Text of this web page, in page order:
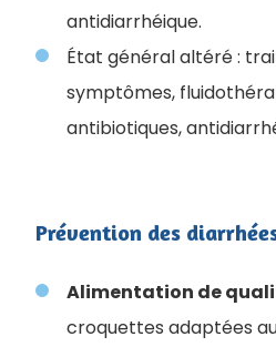
antidiarrhéique.
État général altéré :
symptômes,
antibiotiques,
Prévention des
Alimentation de
croquettes adaptées